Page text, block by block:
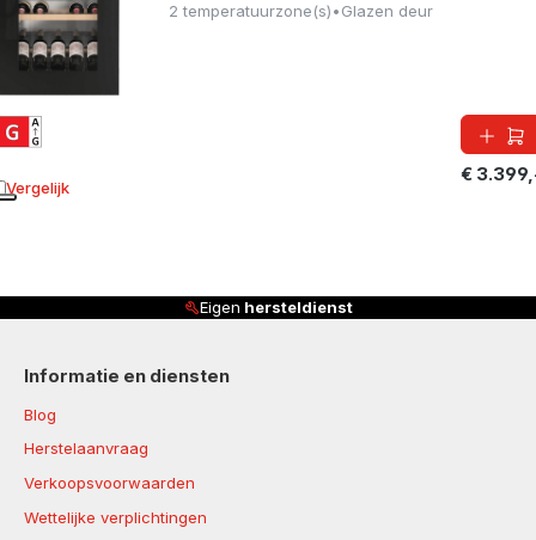
2 temperatuurzone(s)•Glazen deur
€
Vergelijk aan vergelijking
hersteldienst
Informatie en diensten
Blog
Herstelaanvraag
Verkoopsvoorwaarden
Wettelijke verplichtingen